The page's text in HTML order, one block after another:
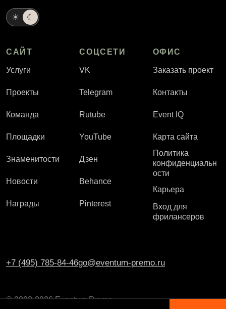
☀ ☾
САЙТ
Услуги
Проекты
Команда
Площадки
Знаменитости
Новости
Награды
СОЦСЕТИ
VK
Telegram
Rutube
YouTube
Дзен
Behance
Pinterest
ОФИС
Заказать проект
Контакты
Event IQ
Карта сайта
Политика
конфиденциальн
ости
Карьера
Вход для
фрилансеров
+7 (495) 785-84-46go@eventum-premo.ru
© 2003-2026 Eventum Premo